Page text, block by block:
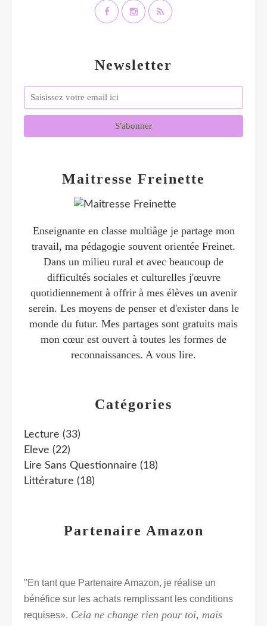
Newsletter
Catégories
Lecture (33)
Eleve (22)
Lire Sans Questionnaire (18)
Littérature (18)
Maitresse Freinette
Enseignante en classe multiâge je partage mon
travail, ma pédagogie souvent orientée Freinet.
Dans un milieu rural et avec beaucoup de
difficultés sociales et culturelles j'œuvre
quotidiennement à offrir à mes élèves un avenir
serein. Les moyens de penser et d'exister dans le
monde du futur. Mes partages sont gratuits mais
mon cœur est ouvert à toutes les formes de
reconnaissances. A vous lire.
Partenaire Amazon
"En tant que Partenaire Amazon, je réalise un
bénéfice sur les achats remplissant les conditions
requises». Cela ne change rien pour toi, mais